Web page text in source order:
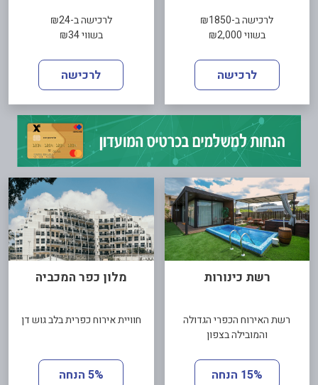
לרכישה ב-₪1850
בשווי ₪2,000
לרכישה
לרכישה ב-₪24
בשווי ₪34
לרכישה
רשת כינורות
רשת האירוח הכפרי הגדולה
והמובילה בצפון
15% הנחה
מלון כפר המכביה
חוויית אירוח כפרית בלב גוש דן
5% הנחה